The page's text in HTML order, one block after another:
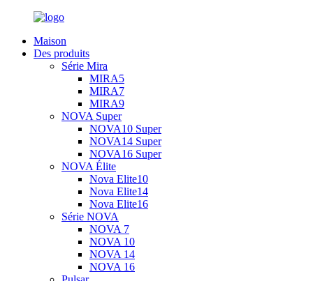
Maison
Des produits
Série Mira
MIRA5
MIRA7
MIRA9
NOVA Super
NOVA10 Super
NOVA14 Super
NOVA16 Super
NOVA Élite
Nova Elite10
Nova Elite14
Nova Elite16
Série NOVA
NOVA 7
NOVA 10
NOVA 14
NOVA 16